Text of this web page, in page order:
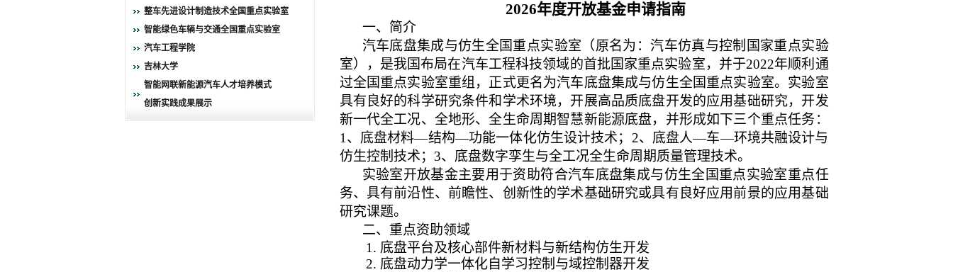
整车先进设计制造技术全国重点实验室
智能绿色车辆与交通全国重点实验室
汽车工程学院
吉林大学
智能网联新能源汽车人才培养模式
创新实践成果展示
2026年度开放基金申请指南
一、简介
汽车底盘集成与仿生全国重点实验室（原名为：汽车仿真与控制国家重点实验
室），是我国布局在汽车工程科技领域的首批国家重点实验室，并于2022年顺利通
过全国重点实验室重组，正式更名为汽车底盘集成与仿生全国重点实验室。实验室
具有良好的科学研究条件和学术环境，开展高品质底盘开发的应用基础研究，开发
新一代全工况、全地形、全生命周期智慧新能源底盘，并形成如下三个重点任务：
1 、底盘材料—结构—功能一体化仿生设计技术； 2、底盘人—车—环境共融设计与
仿生控制技术； 3、底盘数字孪生与全工况全生命周期质量管理技术。
实验室开放基金主要用于资助符合汽车底盘集成与仿生全国重点实验室重点任
务、具有前沿性、前瞻性、创新性的学术基础研究或具有良好应用前景的应用基础
研究课题。
二、重点资助领域
1. 底盘平台及核心部件新材料与新结构仿生开发
2. 底盘动力学一体化自学习控制与域控制器开发